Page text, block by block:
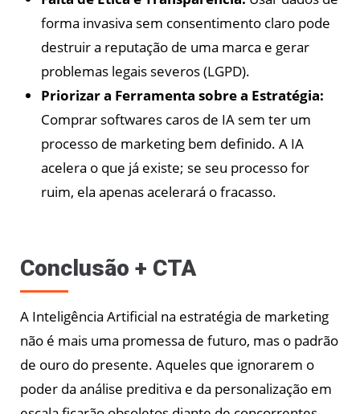
forma invasiva sem consentimento claro pode
destruir a reputação de uma marca e gerar
problemas legais severos (LGPD).
Priorizar a Ferramenta sobre a Estratégia:
Comprar softwares caros de IA sem ter um
processo de marketing bem definido. A IA
acelera o que já existe; se seu processo for
ruim, ela apenas acelerará o fracasso.
Conclusão + CTA
A Inteligência Artificial na estratégia de marketing
não é mais uma promessa de futuro, mas o padrão
de ouro do presente. Aqueles que ignorarem o
poder da análise preditiva e da personalização em